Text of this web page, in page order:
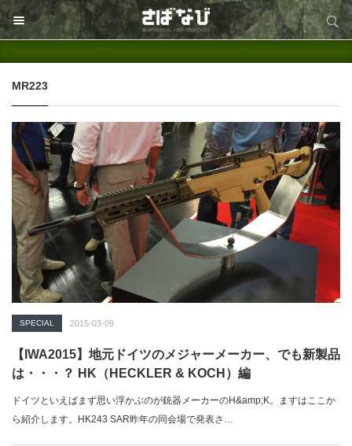
サイト内検索
MR223
SPECIAL 2015-03-09
【IWA2015】地元ドイツのメジャーメーカー、でも新製品
は・・・？ HK（HECKLER & KOCH）編
ドイツといえばまず思い浮かぶのが銃器メーカーのH&amp;K。ますはここか
ら紹介します。HK243 SAR昨年の同会場で発表さ…
サイト内検索